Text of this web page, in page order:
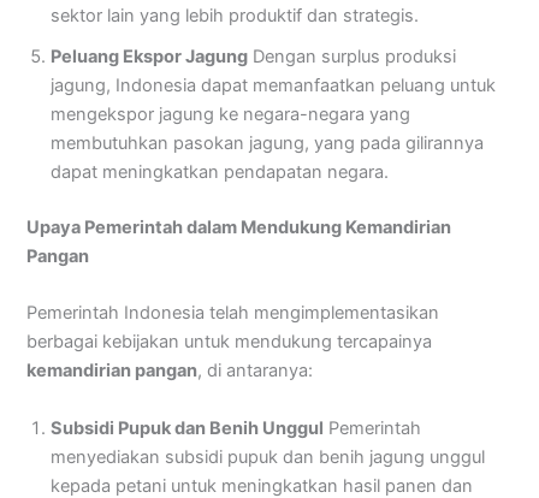
sektor lain yang lebih produktif dan strategis.
Peluang Ekspor Jagung Dengan surplus produksi
jagung, Indonesia dapat memanfaatkan peluang untuk
mengekspor jagung ke negara-negara yang
membutuhkan pasokan jagung, yang pada gilirannya
dapat meningkatkan pendapatan negara.
Upaya Pemerintah dalam Mendukung Kemandirian
Pangan
Pemerintah Indonesia telah mengimplementasikan
berbagai kebijakan untuk mendukung tercapainya
kemandirian pangan, di antaranya:
Subsidi Pupuk dan Benih Unggul Pemerintah
menyediakan subsidi pupuk dan benih jagung unggul
kepada petani untuk meningkatkan hasil panen dan